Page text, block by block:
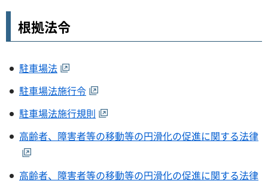
根拠法令
駐車場法
駐車場法施行令
駐車場法施行規則
高齢者、障害者等の移動等の円滑化の促進に関する法律
高齢者、障害者等の移動等の円滑化の促進に関する法律